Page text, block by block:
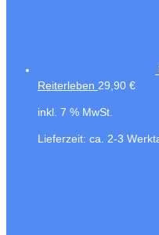
Reiterleben 29,90 €
inkl. 7 % MwSt.
Lieferzeit: ca. 2-3